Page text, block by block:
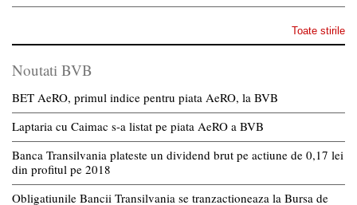
Toate stirile
Noutati BVB
BET AeRO, primul indice pentru piata AeRO, la BVB
Laptaria cu Caimac s-a listat pe piata AeRO a BVB
Banca Transilvania plateste un dividend brut pe actiune de 0,17 lei
din profitul pe 2018
Obligatiunile Bancii Transilvania se tranzactioneaza la Bursa de